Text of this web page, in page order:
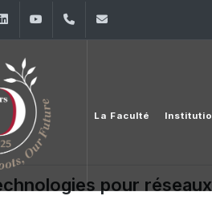
LinkedInYouTube+961 (1) 421 392/3/4
La Faculté
pour